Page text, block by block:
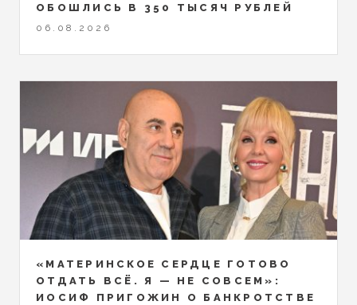
ОБОШЛИСЬ В 350 ТЫСЯЧ РУБЛЕЙ
06.08.2026
«МАТЕРИНСКОЕ СЕРДЦЕ ГОТОВО
ОТДАТЬ ВСЁ. Я — НЕ СОВСЕМ»:
ИОСИФ ПРИГОЖИН О БАНКРОТСТВЕ